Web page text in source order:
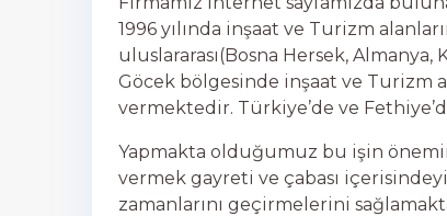
1996 yılında inşaat ve Turizm
uluslararası(Bosna Hersek,
Göcek bölgesinde inşaat ve Turizm
vermektedir. Türkiye’de ve
Yapmakta olduğumuz bu işin
vermek gayreti ve çabası
zamanlarını geçirmelerini